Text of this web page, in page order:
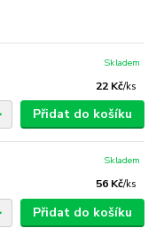
22 Kč/ks
Skladem
Přidat do košíku
56 Kč/ks
Skladem
Přidat do košíku